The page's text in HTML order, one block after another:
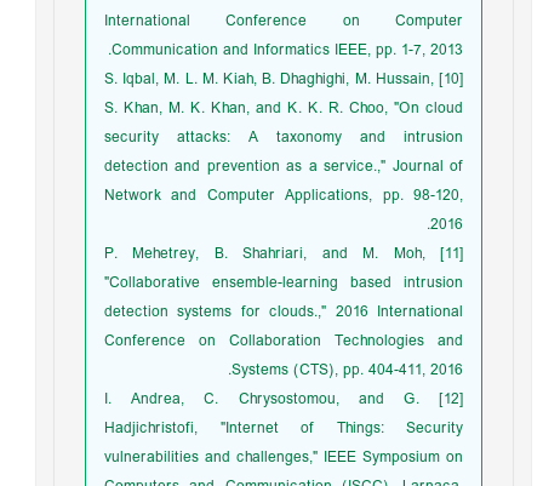
International Conference on Computer
Communication and Informatics IEEE, pp. 1-7, 2013.
[10] S. Iqbal, M. L. M. Kiah, B. Dhaghighi, M. Hussain,
S. Khan, M. K. Khan, and K. K. R. Choo, "On cloud
security attacks: A taxonomy and intrusion
detection and prevention as a service.," Journal of
Network and Computer Applications, pp. 98-120,
2016.
[11] P. Mehetrey, B. Shahriari, and M. Moh,
"Collaborative ensemble-learning based intrusion
detection systems for clouds.," 2016 International
Conference on Collaboration Technologies and
Systems (CTS), pp. 404-411, 2016.
[12] I. Andrea, C. Chrysostomou, and G.
Hadjichristofi, "Internet of Things: Security
vulnerabilities and challenges," IEEE Symposium on